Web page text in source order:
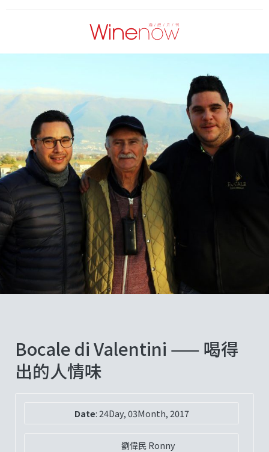
Bocale di Valentini —— 喝得
出的人情味
Date:24Day, 03Month, 2017
劉偉民 Ronny